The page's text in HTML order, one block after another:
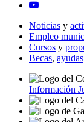
Noticias y
Empleo
Cursos y
Becas, ayudas
Información